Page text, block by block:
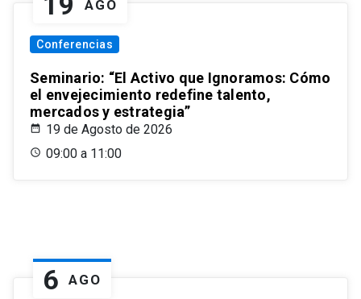
AGO
Conferencias
Seminario: “El Activo que Ignoramos: Cómo
el envejecimiento redefine talento,
mercados y estrategia”
19 de Agosto de 2026
09:00 a 11:00
6 AGO